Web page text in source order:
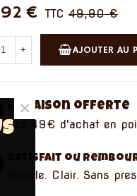
€ TTC 49,90 €
+ AJOUTER AU
Livraison offerte
dès 49€ d'achat en
Satisfait ou
Simple. Clair. Sans
×